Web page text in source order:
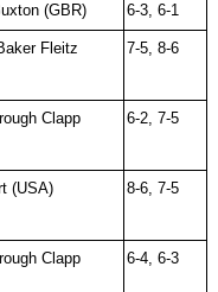
(GBR) 6-3, 6-1
Fleitz
7-5, 8-6
Clapp
6-2, 7-5
(USA) 8-6, 7-5
Clapp
6-4, 6-3